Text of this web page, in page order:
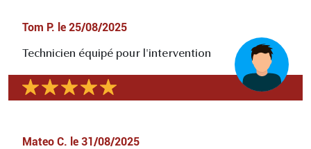
Tom P. le 25/08/2025
Technicien équipé pour l'intervention
Mateo C. le 31/08/2025